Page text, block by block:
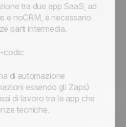
tra due app SaaS, ad
e noCRM, è necessario
parti intermedia.
code:
di automazione
essendo gli Zaps)
di lavoro tra le app che
tecniche.